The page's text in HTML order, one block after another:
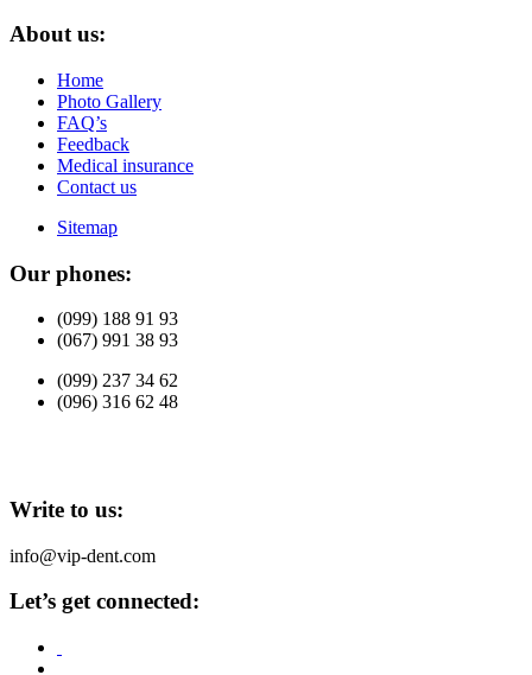
About us:
Home
Photo Gallery
FAQ’s
Feedback
Medical insurance
Contact us
Sitemap
Our phones:
(099) 188 91 93
(067) 991 38 93
(099) 237 34 62
(096) 316 62 48
Write to us:
info@vip-dent.com
Let’s get connected: